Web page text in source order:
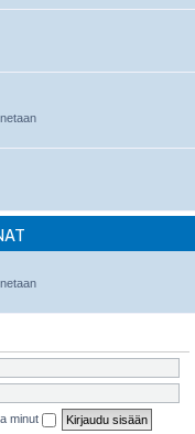
minut